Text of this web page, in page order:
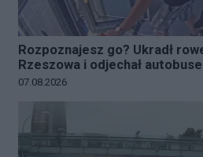
Rozpoznajesz go? Ukradł
Rzeszowa i odjechał
Data dodania galerii:
07.08.2026